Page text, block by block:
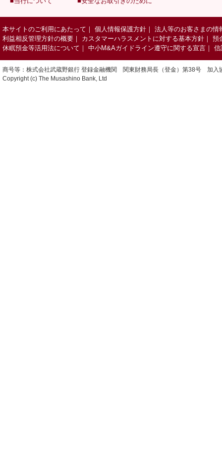
本サイトのご利用にあたって ｜ 個人情報保護方針 ｜
法人等のお客さまの情
利益相反管理方針の概要 ｜ カスタマーハラスメントに対する基本方針 ｜
預
休眠預金等活用法について ｜ 中小M&Aガイドライン遵守に関する宣言 ｜ 信
商号等：株式会社武蔵野銀行 登録金融機関 関東財務局長（登金）第38号 加入
Copyright (c) The Musashino Bank, Ltd